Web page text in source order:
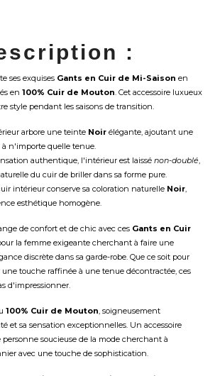
:
ses exquises Gants en Cuir de Mi-Saison en
en 100% Cuir de Mouton. Cet accessoire luxueux
style pendant les saisons de transition.
arbore une teinte Noir élégante, ajoutant une
n'importe quelle tenue.
authentique, l'intérieur est laissé non-doublé,
du cuir de briller dans sa forme pure.
intérieur conserve sa coloration naturelle Noir,
esthétique homogène.
de confort et de chic avec ces Gants en Cuir
la femme exigeante cherchant à faire une
discrète dans sa garde-robe. Que ce soit pour
touche raffinée à une tenue décontractée, ces
d'impressionner.
100% Cuir de Mouton, soigneusement
et sa sensation exceptionnelles. Un accessoire
soucieuse de la mode cherchant à
avec une touche de sophistication.